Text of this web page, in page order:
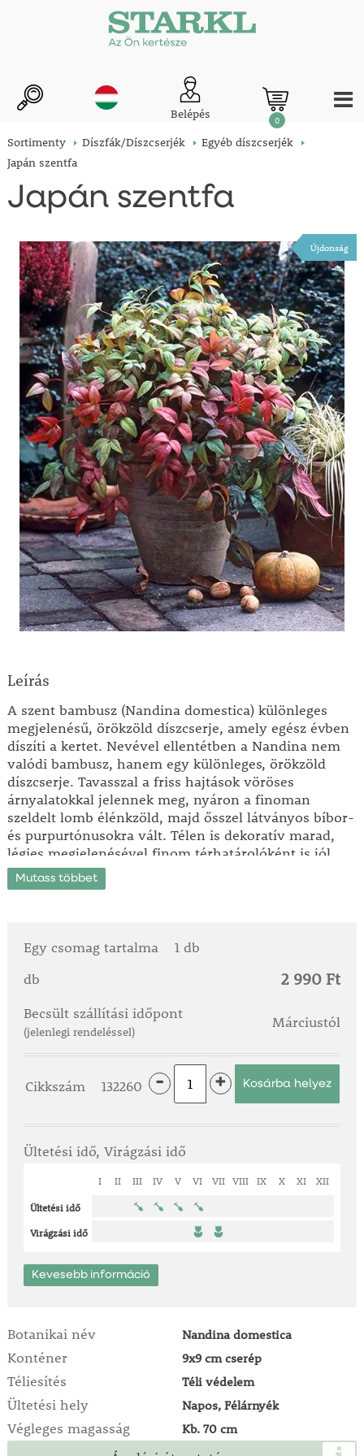
Belépés 0
Sortimenty Díszfák/Díszcserjék
Egyéb díszcserjék
Japán szentfa
Japán szentfa
Újdonság
Leírás
A szent bambusz (Nandina domestica) különleges
megjelenésű, örökzöld díszcserje, amely egész évben
díszíti a kertet. Nevével ellentétben a Nandina nem
valódi bambusz, hanem egy különleges, örökzöld
díszcserje. Tavasszal a friss hajtások vöröses
árnyalatokkal jelennek meg, nyáron a finoman
szeldelt lomb élénkzöld, majd ősszel látványos bíbor-
és purpurtónusokra vált. Télen is dekoratív marad,
légies megjelenésével finom térhatárolóként is jól
használható. - 18 °C-ig télálló.
kertekbe, modern és design kertekbe. Június–
júliusban a nőivarú növényeken apró, fehér
virágbugák jelennek meg. Megfelelő beporzás esetén
gyakran tél végéig a növényen maradnak. Virág és
termés nélkül is erős díszértéket képvisel változatos
Ágyásba és nagyobb dézsába egyaránt alkalmas, így
teraszon és balkonon is nevelhető. A Nandina
egész évben változatos színű, elegáns és rendezett
megjelenésű díszcserjét keresnek.
Mutass többet
Egy csomag tartalma
1 db
db
2 990 Ft
Becsült szállítási időpont
(jelenlegi rendeléssel)
Márciustól
Cikkszám 132260 - +
Ültetési idő, Virágzási idő
I II III IV V VI VII VIII IX X XI XII
Ültetési idő
Virágzási idő
Kevesebb információ
Botanikai név Nandina domestica
Konténer 9x9 cm cserép
Téliesítés Téli védelem
Ültetési hely Napos, Félárnyék
Végleges magasság Kb. 70 cm